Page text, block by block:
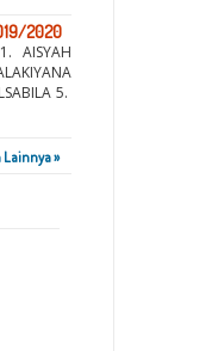
2020
AISYAH
5.
»